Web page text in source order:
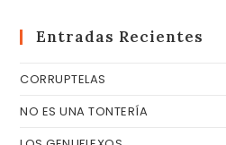
Entradas Recientes
CORRUPTELAS
NO ES UNA TONTERÍA